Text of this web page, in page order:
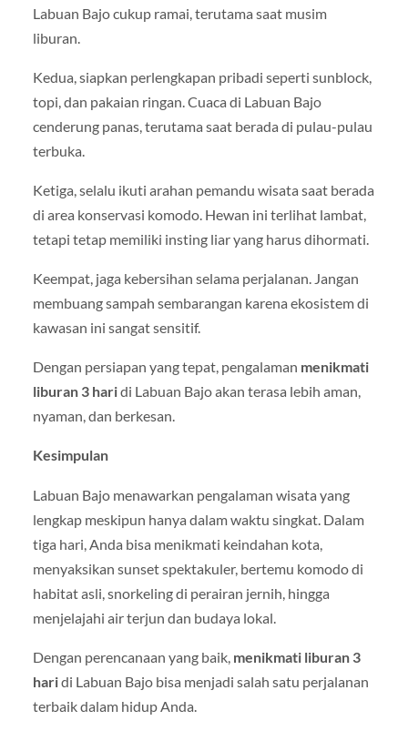
Labuan Bajo cukup ramai, terutama saat musim
liburan.
Kedua, siapkan perlengkapan pribadi seperti sunblock,
topi, dan pakaian ringan. Cuaca di Labuan Bajo
cenderung panas, terutama saat berada di pulau-pulau
terbuka.
Ketiga, selalu ikuti arahan pemandu wisata saat berada
di area konservasi komodo. Hewan ini terlihat lambat,
tetapi tetap memiliki insting liar yang harus dihormati.
Keempat, jaga kebersihan selama perjalanan. Jangan
membuang sampah sembarangan karena ekosistem di
kawasan ini sangat sensitif.
Dengan persiapan yang tepat, pengalaman menikmati
liburan 3 haridi Labuan Bajo akan terasa lebih aman,
nyaman, dan berkesan.
Kesimpulan
Labuan Bajo menawarkan pengalaman wisata yang
lengkap meskipun hanya dalam waktu singkat. Dalam
tiga hari, Anda bisa menikmati keindahan kota,
menyaksikan sunset spektakuler, bertemu komodo di
habitat asli, snorkeling di perairan jernih, hingga
menjelajahi air terjun dan budaya lokal.
Dengan perencanaan yang baik, menikmati liburan 3
haridi Labuan Bajo bisa menjadi salah satu perjalanan
terbaik dalam hidup Anda.